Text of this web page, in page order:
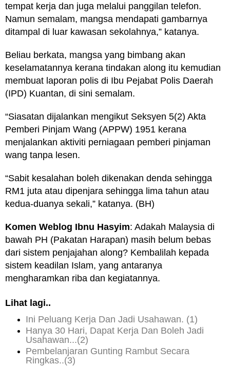
tempat kerja dan juga melalui panggilan telefon.
Namun semalam, mangsa mendapati gambarnya
ditampal di luar kawasan sekolahnya,” katanya.
Beliau berkata, mangsa yang bimbang akan
keselamatannya kerana tindakan along itu kemudian
membuat laporan polis di Ibu Pejabat Polis Daerah
(IPD) Kuantan, di sini semalam.
“Siasatan dijalankan mengikut Seksyen 5(2) Akta
Pemberi Pinjam Wang (APPW) 1951 kerana
menjalankan aktiviti perniagaan pemberi pinjaman
wang tanpa lesen.
“Sabit kesalahan boleh dikenakan denda sehingga
RM1 juta atau dipenjara sehingga lima tahun atau
kedua-duanya sekali,” katanya. (BH)
Komen Weblog Ibnu Hasyim: Adakah Malaysia di
bawah PH (Pakatan Harapan) masih belum bebas
dari sistem penjajahan along? Kembalilah kepada
sistem keadilan Islam, yang antaranya
mengharamkan riba dan kegiatannya.
Lihat lagi..
Ini Peluang Kerja Dan Jadi Usahawan. (1)
Hanya 30 Hari, Dapat Kerja Dan Boleh Jadi
Usahawan...(2)
Pembelanjaran Gunting Rambut Secara
Ringkas..(3)